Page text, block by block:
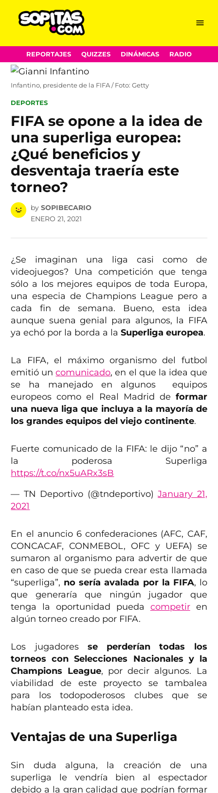
Skip
to
content
Menu
REPORTAJES QUIZZES DINÁMICAS RADIO
Infantino, presidente de la FIFA / Foto: Getty
POSTED
DEPORTES
FIFA se opone a la idea de
una superliga europea:
¿Qué beneficios y
desventaja traería este
torneo?
by SOPIBECARIO
ENERO 21, 2021
¿Se imaginan una liga casi como de
videojuegos? Una competición que tenga
sólo a los mejores equipos de toda Europa,
una especia de Champions League pero a
cada fin de semana. Bueno, esta idea
aunque suena genial para algunos, la FIFA
ya echó por la borda a laSuperliga europea.
La FIFA, el máximo organismo del futbol
emitió uncomunicado, en el que la idea que
se ha manejado en algunos equipos
europeos como el Real Madrid de formar
una nueva liga que incluya a la mayoría de
los grandes equipos del viejo continente.
Fuerte comunicado de la FIFA: le dijo “no” a
la poderosa Superliga
https://t.co/nx5uARx3sB
— TN Deportivo (@tndeportivo)January 21,
2021
En el anuncio 6 confederaciones (AFC, CAF,
CONCACAF, CONMEBOL, OFC y UEFA) se
sumaron al organismo para advertir de que
en caso de que se pueda crear esta llamada
“superliga”, no sería avalada por la FIFA, lo
que generaría que ningún jugador que
tenga la oportunidad pueda competiren
algún torneo creado por FIFA.
Los jugadores se perderían todas los
torneos con Selecciones Nacionales y la
Champions League, por decir algunos. La
viabilidad de este proyecto se tambalea
para los todopoderosos clubes que se
habían planteado esta idea.
Ventajas de una Superliga
Sin duda alguna, la creación de una
superliga le vendría bien al espectador
debido a la gran calidad que podrían formar